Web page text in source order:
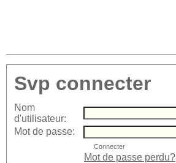
Svp connecter
Nom
d'utilisateur:
Mot de passe:
Mot de passe perdu?